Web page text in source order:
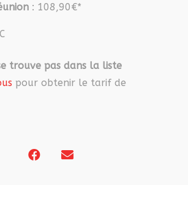
: 108,90€*
trouve pas dans la liste
pour obtenir le tarif de